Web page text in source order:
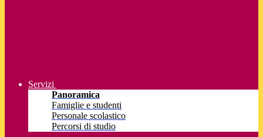
Servizi
Panoramica
Famiglie e studenti
Personale scolastico
Percorsi di studio